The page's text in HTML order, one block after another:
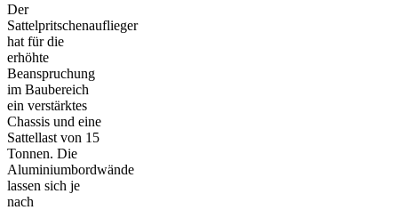
Der
Sattelpritschenauflieger
hat für die
erhöhte
Beanspruchung
im Baubereich
ein verstärktes
Chassis und eine
Sattellast von 15
Tonnen. Die
Aluminiumbordwände
lassen sich je
nach